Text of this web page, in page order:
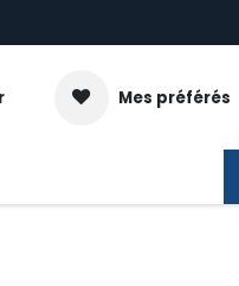
Mes préférés